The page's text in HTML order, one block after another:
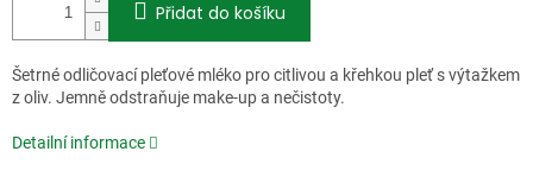
Přidat do košíku
Šetrné odličovací pleťové mléko pro citlivou a křehkou pleť s výtažkem
z oliv. Jemně odstraňuje make-up a nečistoty.
Detailní informace